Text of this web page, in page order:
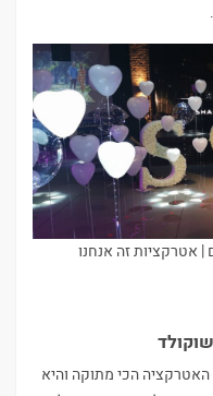
| אטרקציות זה אנחנו
האטרקציה הכי מתוקה והיא